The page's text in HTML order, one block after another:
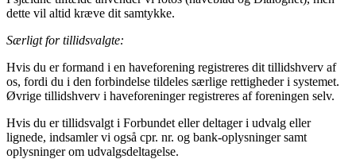
dette vil altid kræve dit samtykke.
Særligt for tillidsvalgte:
Hvis du er formand i en haveforening registreres dit tillidshverv af
os, fordi du i den forbindelse tildeles særlige rettigheder i systemet.
Øvrige tillidshverv i haveforeninger registreres af foreningen selv.
Hvis du er tillidsvalgt i Forbundet eller deltager i udvalg eller
lignede, indsamler vi også cpr. nr. og bank-oplysninger samt
oplysninger om udvalgsdeltagelse.